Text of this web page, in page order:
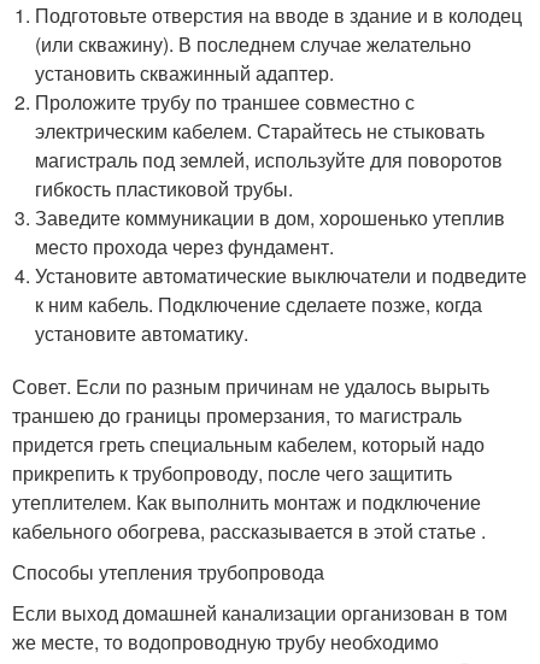
Подготовьте отверстия на вводе в здание и в колодец
(или скважину). В последнем случае желательно
установить скважинный адаптер.
Проложите трубу по траншее совместно с
электрическим кабелем. Старайтесь не стыковать
магистраль под землей, используйте для поворотов
гибкость пластиковой трубы.
Заведите коммуникации в дом, хорошенько утеплив
место прохода через фундамент.
Установите автоматические выключатели и подведите
к ним кабель. Подключение сделаете позже, когда
установите автоматику.
Совет. Если по разным причинам не удалось вырыть
траншею до границы промерзания, то магистраль
придется греть специальным кабелем, который надо
прикрепить к трубопроводу, после чего защитить
утеплителем. Как выполнить монтаж и подключение
кабельного обогрева, рассказывается в этой статье .
Способы утепления трубопровода
Если выход домашней канализации организован в том
же месте, то водопроводную трубу необходимо